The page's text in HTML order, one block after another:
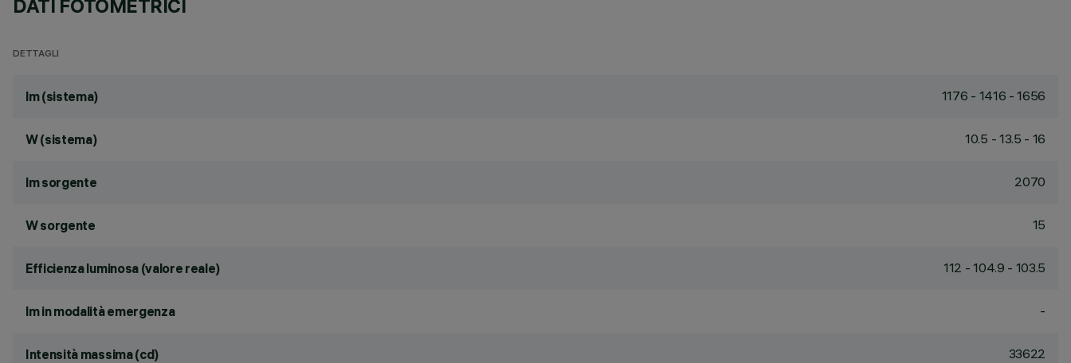
DATI FOTOMETRICI
DETTAGLI
lm (sistema) 1176 - 1416 - 1656
W (sistema) 10.5 - 13.5 - 16
lm sorgente 2070
W sorgente 15
Efficienza luminosa (valore reale) 112 - 104.9 - 103.5
lm in modalità emergenza -
Intensità massima (cd) 33622